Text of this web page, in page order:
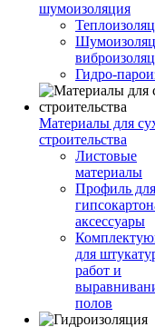
шумоизоляция
Гидро-
Материалы для
строительства
Листовые
материалы
Профиль для
аксессуары
для
работ и
полов